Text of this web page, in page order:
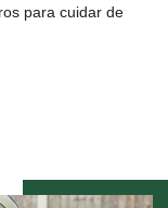
para cuidar de